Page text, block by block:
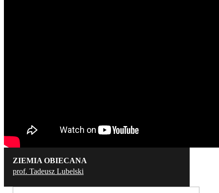
ZIEMIA OBIECANA
prof. Tadeusz Lubelski